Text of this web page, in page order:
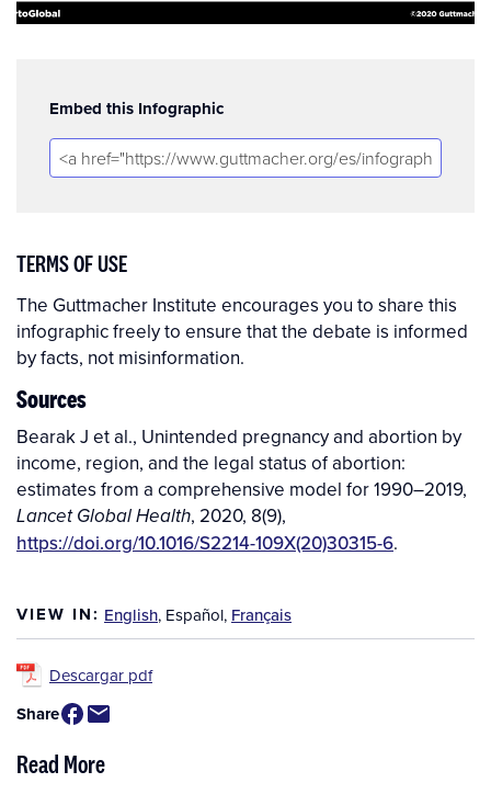
Embed this Infographic
TERMS OF USE
The Guttmacher Institute encourages you to share this
infographic freely to ensure that the debate is informed
by facts, not misinformation.
Sources
Bearak J et al., Unintended pregnancy and abortion by
income, region, and the legal status of abortion:
estimates from a comprehensive model for 1990–2019,
Lancet Global Health, 2020, 8(9),
https://doi.org/10.1016/S2214-109X(20)30315-6.
VIEW IN: English, Español, Français
Descargar pdf
Share
Read More